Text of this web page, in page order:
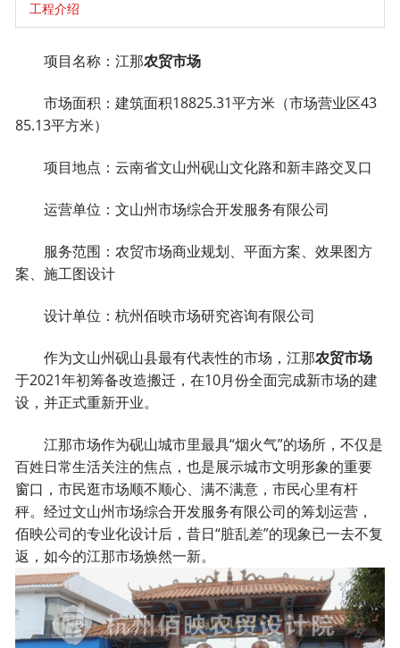
工程介绍
项目名称：江那农贸市场
市场面积：建筑面积18825.31平方米（市场营业区43
85.13平方米）
项目地点：云南省文山州砚山文化路和新丰路交叉口
运营单位：文山州市场综合开发服务有限公司
服务范围：农贸市场商业规划、平面方案、效果图方
案、施工图设计
设计单位：杭州佰映市场研究咨询有限公司
作为文山州砚山县最有代表性的市场，江那农贸市场
于2021年初筹备改造搬迁，在10月份全面完成新市场的建
设，并正式重新开业。
江那市场作为砚山城市里最具“烟火气”的场所，不仅是
百姓日常生活关注的焦点，也是展示城市文明形象的重要
窗口，市民逛市场顺不顺心、满不满意，市民心里有杆
秤。经过文山州市场综合开发服务有限公司的筹划运营，
佰映公司的专业化设计后，昔日“脏乱差”的现象已一去不复
返，如今的江那市场焕然一新。